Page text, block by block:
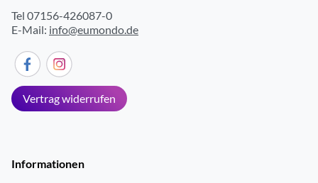
Tel 07156-426087-0
E-Mail: info@eumondo.de
Vertrag widerrufen
Informationen